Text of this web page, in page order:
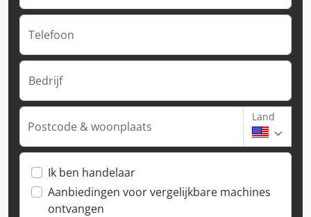
Telefoon
Bedrijf
Postcode & woonplaats
Land
Ik ben handelaar
Aanbiedingen voor vergelijkbare machines
ontvangen